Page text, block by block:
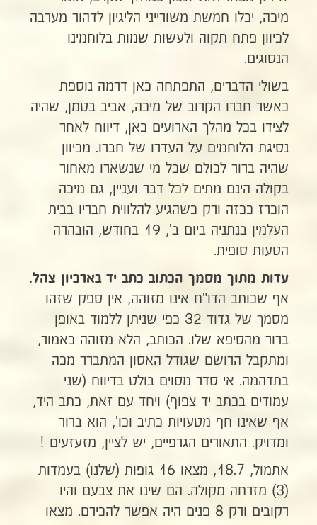
מיכה, יכלו חמשת משורייני הליגיון לדהור מערבה
לכיוון פתח תקוה ולעשות שמות בלוחמינו
הנסוגים.
בשולי הדברים, התפתחה כאן דרמה נוספת
כאשר חברו הקרוב של מיכה, אביב בטמן, שהיה
לצידו בכל מהלך הארועים כאן, דיווח לאחר
נסיגת הלוחמים על העדרו של חברו. מכיוון
שהיה ברור לכולם שכל מי שנשארו מאחור
בקולה הינם מתים לכל דבר ועניין, גם מיכה
הוכרז ככזה ורק כשהגיע להלווית חבריו בבית
העלמין בנתניה ביום ב', 19 בחודש, הובהרה
הטעות סופית.
עדות מתוך מסמך הכתוב כתב יד בארכיון צהל.
אף שכותב הדו"ח אינו מזוהה, אין ספק שזהו
מסמך של גדוד 32 כפי שניתן ללמוד באופן
ברור מהסיפא שלו. הכותב, הלא מזוהה כאמור,
ומתקבל הרושם שגודל האסון המתברר מכה
בתדהמה. אי סדר מסוים בולט בדיווח (שני
עמודים בכתב יד צפוף) ויחד עם זאת, כתב היד,
אף שאינו חף מטעויות כתיב וכו', הוא ברור
ומדויק. התאורים הגרפיים, יש לציין, מזעזעים !
אתמול, 18.7, מצאו 16 גופות (שלנו) בעמדות
(3) מזרחה מקולה. הם שינו את צבעם והיו
רקובים ורק 8 פנים היה אפשר להכירם. מצאו